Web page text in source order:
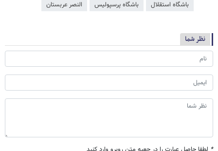
باشگاه استقلال باشگاه پرسپولیس النصر عربستان
نظر شما